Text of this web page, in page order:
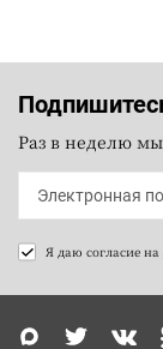
Раз в неделю
Я даю согласие на